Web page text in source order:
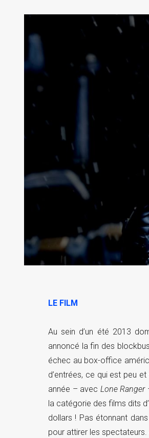
LE FILM
Au sein d’un été 2013
annoncé la fin des
échec au box-office
d’entrées, ce qui est peu
année – avec Lone Ranger
la catégorie des films dits
dollars ! Pas étonnant
pour attirer les spectateurs.